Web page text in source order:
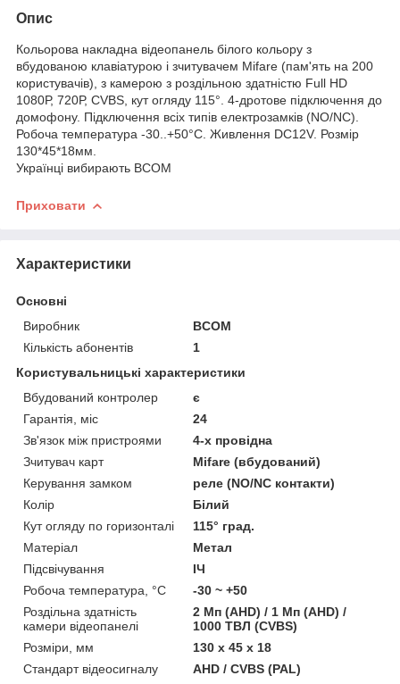
Опис
Кольорова накладна відеопанель білого кольору з
вбудованою клавіатурою і зчитувачем Mifare (пам'ять на 200
користувачів), з камерою з роздільною здатністю Full HD
1080Р, 720Р, CVBS, кут огляду 115°. 4-дротове підключення до
домофону. Підключення всіх типів електрозамків (NO/NC).
Робоча температура -30..+50°С. Живлення DC12V. Розмір
130*45*18мм.
Українці вибирають BCOM
Приховати
Характеристики
Основні
Виробник
BCOM
Кількість абонентів
1
Користувальницькі характеристики
Вбудований контролер
є
Гарантія, міс
24
Зв'язок між пристроями
4-х провідна
Зчитувач карт
Mifare (вбудований)
Керування замком
реле (NO/NC контакти)
Колір
Білий
Кут огляду по горизонталі
115° град.
Матеріал
Метал
Підсвічування
ІЧ
Робоча температура, °C
-30 ~ +50
Роздільна здатність
камери відеопанелі
2 Мп (AHD) / 1 Мп (AHD) /
1000 ТВЛ (CVBS)
Розміри, мм
130 х 45 х 18
Стандарт відеосигналу
AHD / CVBS (PAL)